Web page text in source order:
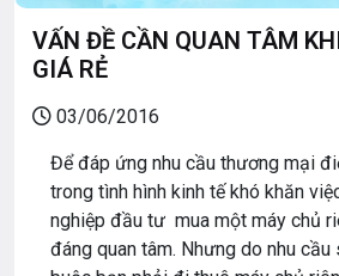
VẤN ĐỀ CẦN QUAN TÂM
GIÁ RẺ
03/06/2016
Để đáp ứng nhu cầu thương mại
trong tình hình kinh tế khó khăn
nghiệp đầu tư mua một máy chủ
đáng quan tâm. Nhưng do nhu